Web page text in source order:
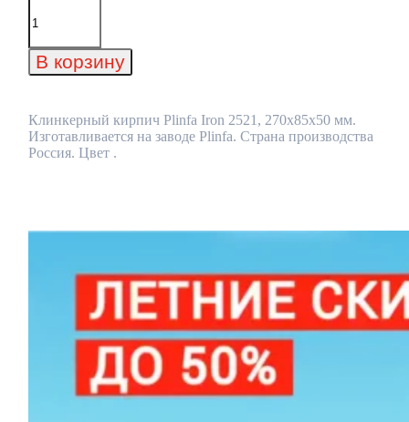
Количество
товара
кирпич
Plinfa
270x85x50
мм
В корзину
Клинкерный кирпич Plinfa Iron 2521, 270x85x50 мм.
Изготавливается на заводе Plinfa. Страна производства
Россия. Цвет .